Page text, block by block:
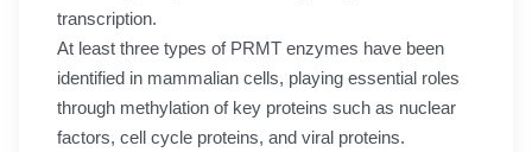
transcription.
At least three types of PRMT enzymes have been
identified in mammalian cells, playing essential roles
through methylation of key proteins such as nuclear
factors, cell cycle proteins, and viral proteins.